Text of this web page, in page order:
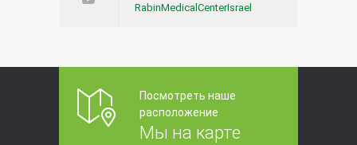
RabinMedicalCenterIsrael
Посмотреть наше
расположение
Мы на карте